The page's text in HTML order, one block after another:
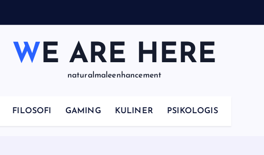
WE ARE HERE
naturalmaleenhancement
FILOSOFI GAMING KULINER PSIKOLOGIS